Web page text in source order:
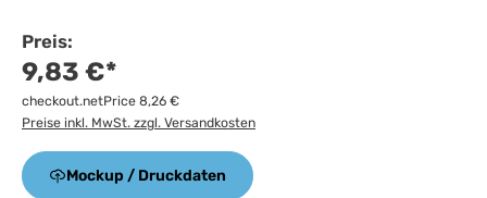
Preis:
9,83 €*
checkout.netPrice 8,26 €
Preise inkl. MwSt. zzgl. Versandkosten
Mockup / Druckdaten